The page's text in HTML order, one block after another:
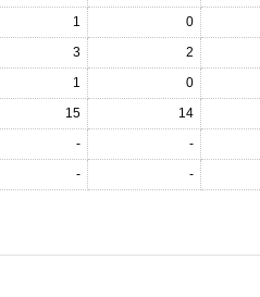
1
0
3
2
1
0
15
14
-
-
- -